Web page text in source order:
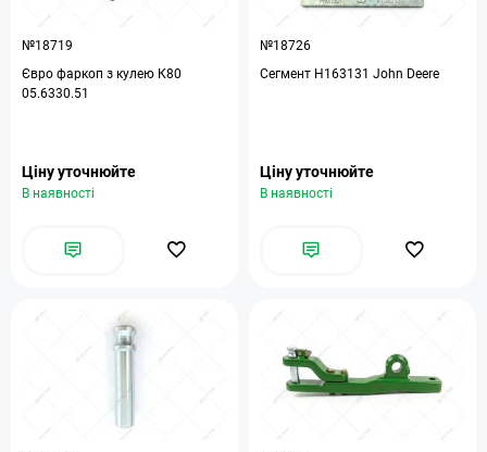
№18719
Євро фаркоп з кулею К80
05.6330.51
Ціну уточнюйте
В наявності
№18726
Сегмент H163131 John Deere
Ціну уточнюйте
В наявності